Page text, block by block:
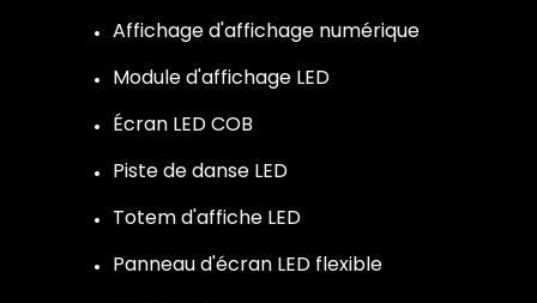
Affichage d'affichage numérique
Module d'affichage LED
Écran LED COB
Piste de danse LED
Totem d'affiche LED
Panneau d'écran LED flexible